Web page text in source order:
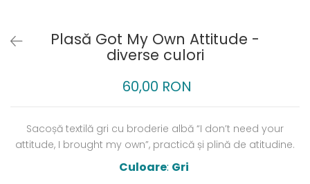
Plasă Got My Own Attitude -
diverse culori
60,00 RON
Sacoșă textilă gri cu broderie albă “I don’t need your
attitude, I brought my own”, practică și plină de atitudine.
Culoare: Gri